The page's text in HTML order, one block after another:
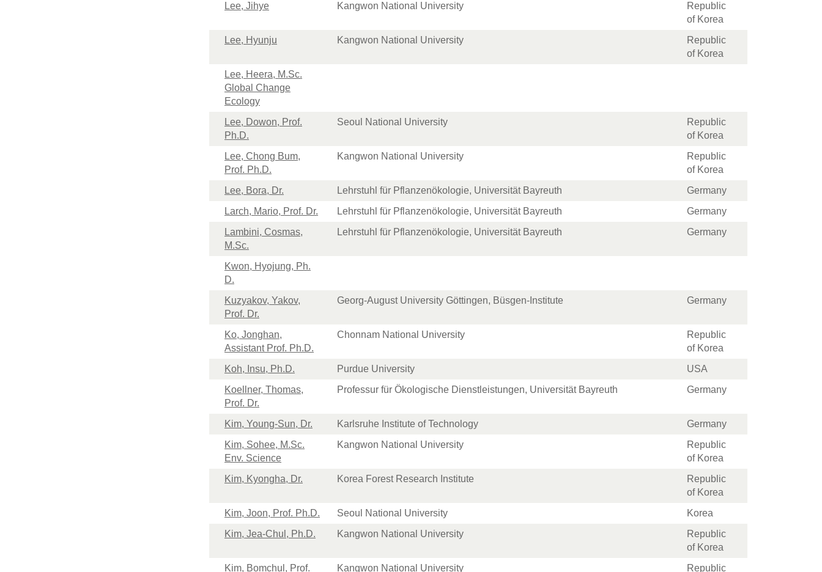
Lee, Jihye
Kangwon National University
Republic
of Korea
Lee, Hyunju
Kangwon National University
Republic
of Korea
Lee, Heera, M.Sc.
Global Change
Ecology
Lee, Dowon, Prof.
Ph.D.
Seoul National University
Republic
of Korea
Lee, Chong Bum,
Prof. Ph.D.
Kangwon National University
Republic
of Korea
Lee, Bora, Dr.
Lehrstuhl für Pflanzenökologie, Universität Bayreuth
Germany
Larch, Mario, Prof. Dr.
Lehrstuhl für Pflanzenökologie, Universität Bayreuth
Germany
Lambini, Cosmas,
M.Sc.
Lehrstuhl für Pflanzenökologie, Universität Bayreuth Germany
Kwon, Hyojung, Ph.
D.
Kuzyakov, Yakov,
Prof. Dr.
Georg-August University Göttingen, Büsgen-Institute Germany
Ko, Jonghan,
Assistant Prof. Ph.D.
Chonnam National University
Republic
of Korea
Koh, Insu, Ph.D.
Purdue University
USA
Koellner, Thomas,
Prof. Dr.
Professur für Ökologische Dienstleistungen, Universität Bayreuth Germany
Kim, Young-Sun, Dr. Karlsruhe Institute of Technology
Germany
Kim, Sohee, M.Sc.
Env. Science
Kangwon National University
Republic
of Korea
Kim, Kyongha, Dr.
Korea Forest Research Institute
Republic
of Korea
Kim, Joon, Prof. Ph.D.
Seoul National University
Korea
Kim, Jea-Chul, Ph.D.
Kangwon National University
Republic
of Korea
Kim, Bomchul, Prof.
Kangwon National University Republic